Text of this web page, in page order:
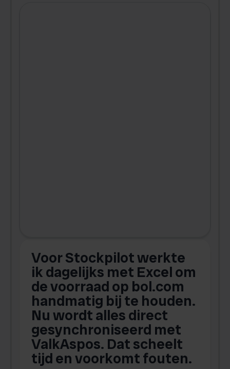
Voor Stockpilot werkte
ik dagelijks met Excel om
de voorraad op bol.com
handmatig bij te houden.
Nu wordt alles direct
gesynchroniseerd met
ValkAspos. Dat scheelt
tijd en voorkomt fouten.